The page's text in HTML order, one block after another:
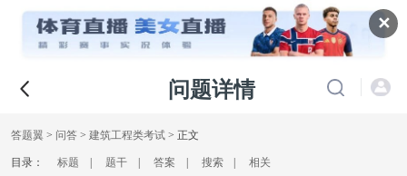
✕
问题详情
答题翼> 问答 > 建筑工程类考试> 正文
目录： 标题 | 题干 | 答案 | 搜索 | 相关